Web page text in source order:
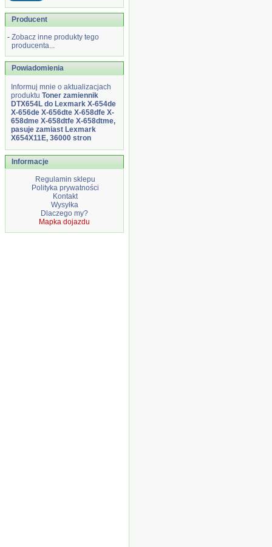
Producent
- Zobacz inne produkty tego
producenta...
Powiadomienia
Informuj mnie o aktualizacjach
produktu Toner zamiennik
DTX654L do Lexmark X-654de
X-656de X-656dte X-658dfe X-
658dme X-658dtfe X-658dtme,
pasuje zamiast Lexmark
X654X11E, 36000 stron
Informacje
Regulamin sklepu
Polityka prywatności
Kontakt
Wysyłka
Dlaczego my?
Mapka dojazdu